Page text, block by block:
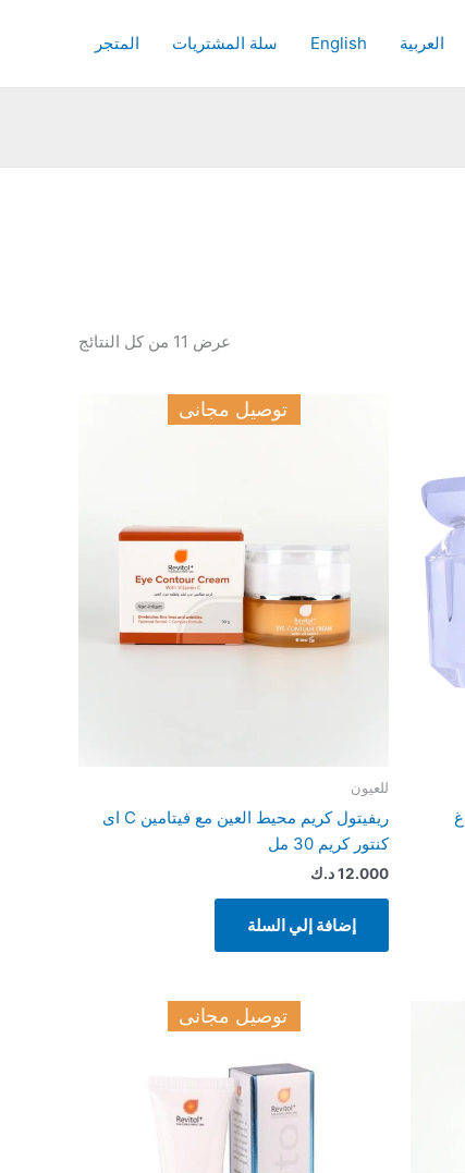
العربية English سلة المشتريات المتجر
عرض ⁦11⁩ من كل النتائج
توصيل مجانى
للعيون
ريفيتول كريم محيط العين مع فيتامين C اى
كنتور كريم 30 مل
12.000د.ك
إضافة إلي السلة
توصيل مجانى